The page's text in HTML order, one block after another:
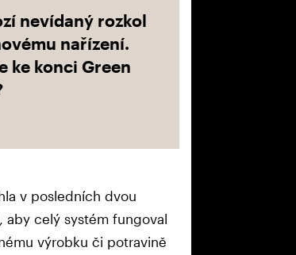
nevídaný rozkol
nařízení.
ke konci Green
v posledních dvou
aby celý systém fungoval
výrobku či potravině